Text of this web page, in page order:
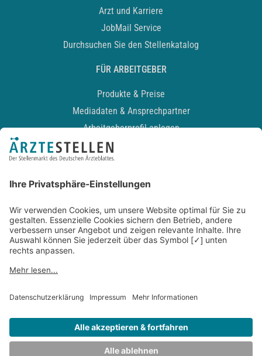
Arzt und Karriere
JobMail Service
Durchsuchen Sie den Stellenkatalog
FÜR ARBEITGEBER
Produkte & Preise
Mediadaten & Ansprechpartner
Arbeitgeberprofil anlegen
Recruiting-Podcast
Kontakt
Datenschutz
Newsletter